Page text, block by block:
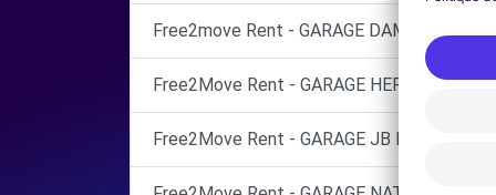
Free2move Rent - GARAGE DAMIDE SA -
Free2Move Rent - GARAGE HERANT -
Free2Move Rent - GARAGE JB MARQUIS -